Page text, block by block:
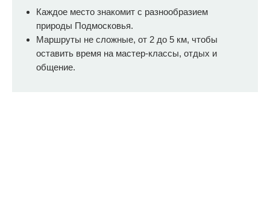
Каждое место знакомит с разнообразием
природы Подмосковья.
Маршруты не сложные, от 2 до 5 км, чтобы
оставить время на мастер-классы, отдых и
общение.